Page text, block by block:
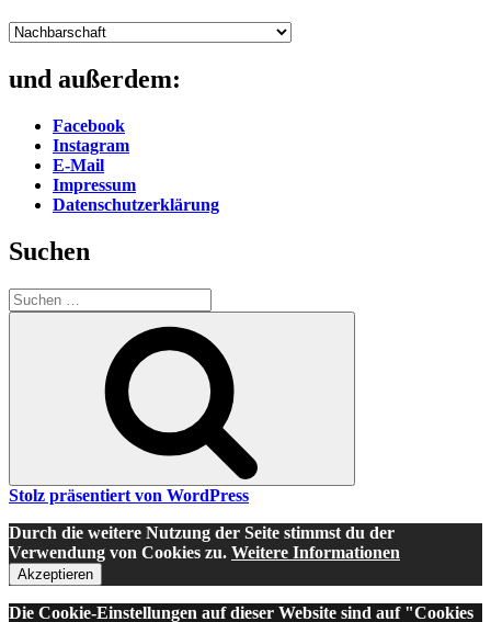
Kategorien
und außerdem:
Facebook
Instagram
E-Mail
Impressum
Datenschutzerklärung
Suchen
Suche
nach:
Stolz präsentiert von WordPress
Durch die weitere Nutzung der Seite stimmst du der
Verwendung von Cookies zu. Weitere Informationen
Akzeptieren
Die Cookie-Einstellungen auf dieser Website sind auf "Cookies